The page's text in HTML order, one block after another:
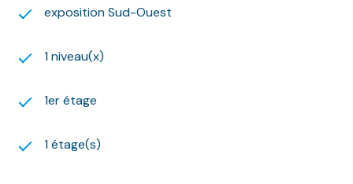
pour un usage standard : entre 370 euros et 540
l'année 2021 (abonnements compris).
exposé sont disponibles sur le site Géorisques :
Nous nous ferons un plaisir de vous aider dans vos
recherches !
exposition Sud-Ouest
1 niveau(x)
1er étage
1 étage(s)